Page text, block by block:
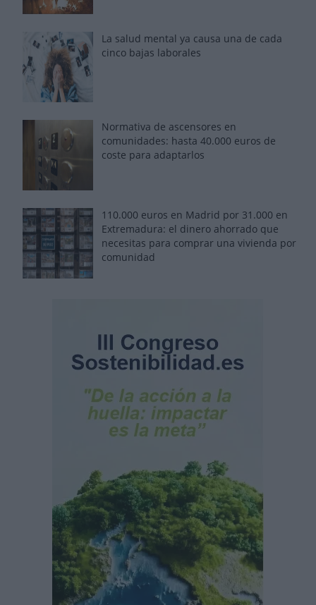
La salud mental ya causa una de cada
cinco bajas laborales
Normativa de ascensores en
comunidades: hasta 40.000 euros de
coste para adaptarlos
110.000 euros en Madrid por 31.000 en
Extremadura: el dinero ahorrado que
necesitas para comprar una vivienda por
comunidad